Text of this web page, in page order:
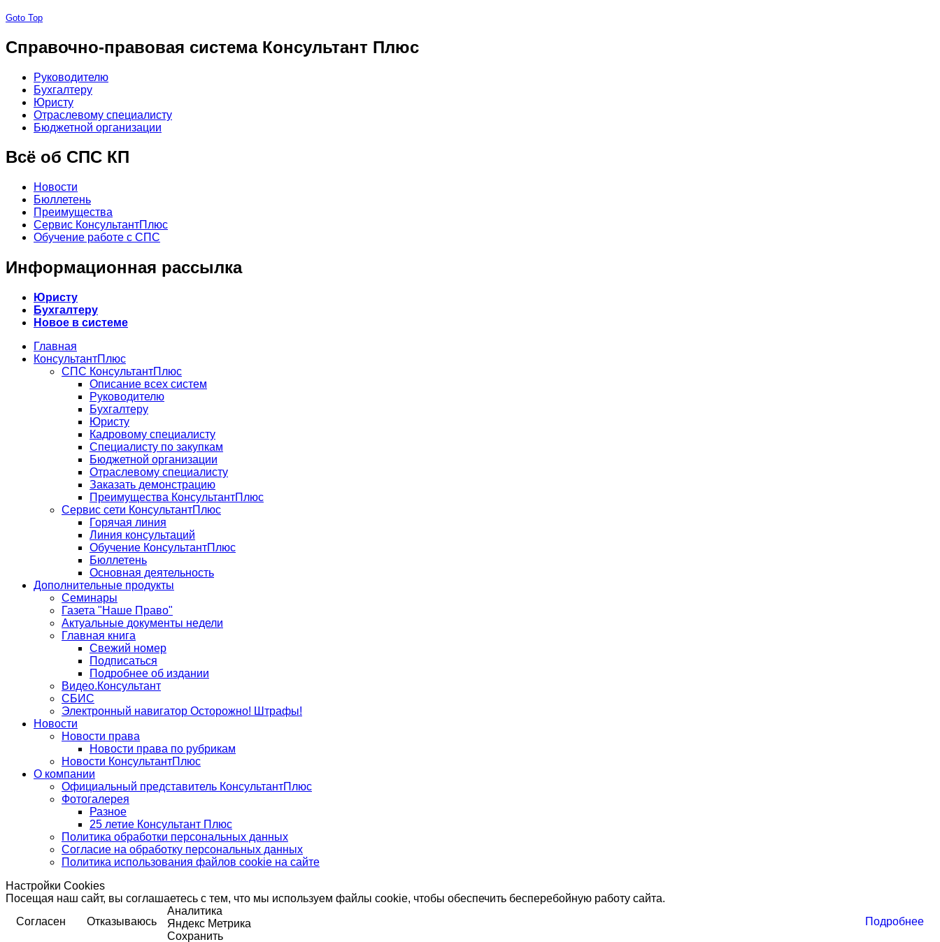
Goto Top
Справочно-правовая система Консультант Плюс
Руководителю
Бухгалтеру
Юристу
Отраслевому специалисту
Бюджетной организации
Всё об СПС КП
Новости
Бюллетень
Преимущества
Сервис КонсультантПлюс
Обучение работе с СПС
Информационная рассылка
Юристу
Бухгалтеру
Новое в системе
Главная
КонсультантПлюс
СПС КонсультантПлюс
Описание всех систем
Руководителю
Бухгалтеру
Юристу
Кадровому специалисту
Специалисту по закупкам
Бюджетной организации
Отраслевому специалисту
Заказать демонстрацию
Преимущества КонсультантПлюс
Сервис сети КонсультантПлюс
Горячая линия
Линия консультаций
Обучение КонсультантПлюс
Бюллетень
Основная деятельность
Дополнительные продукты
Семинары
Газета "Наше Право"
Актуальные документы недели
Главная книга
Свежий номер
Подписаться
Подробнее об издании
Видео.Консультант
СБИС
Электронный навигатор Осторожно! Штрафы!
Новости
Новости права
Новости права по рубрикам
Новости КонсультантПлюс
О компании
Официальный представитель КонсультантПлюс
Фотогалерея
Разное
25 летие Консультант Плюс
Политика обработки персональных данных
Согласие на обработку персональных данных
Политика использования файлов cookie на сайте
Настройки Cookies
Посещая наш сайт, вы соглашаетесь с тем, что мы используем файлы cookie, чтобы обеспечить бесперебойную работу сайта.
Согласен
Отказываюсь Подробнее
Аналитика
Яндекс Метрика
Сохранить